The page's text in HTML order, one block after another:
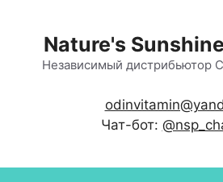
содержимому
Nature's
Независимый дистрибьютор
Чат-бот: